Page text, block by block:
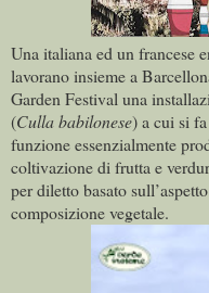
Una italiana ed un francese
lavorano insieme a
Garden Festival una
(Culla babilonese) a cui si
funzione essenzialmente
coltivazione di frutta e
per diletto basato
composizione vegetale.